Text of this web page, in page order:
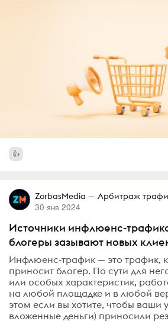
ZorbasMedia — Арбитраж
30 янв 2024
Источники инфлюенс-
блогеры зазывают новых
Инфлюенс-трафик — это трафик,
приносит блогер. По сути для
или особых характеристик,
на любой площадке и в любой
этом если вы хотите, чтобы ваши
вложенные деньги) приносили